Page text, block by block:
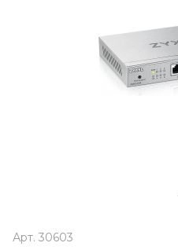
Арт. 30603